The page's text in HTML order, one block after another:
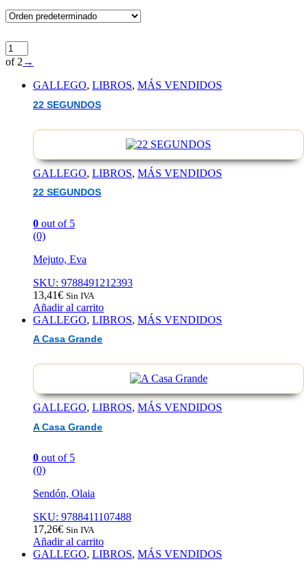
of 2 →
GALLEGO, LIBROS, MÁS VENDIDOS
22 SEGUNDOS
GALLEGO, LIBROS, MÁS VENDIDOS
22 SEGUNDOS
0 out of 5
(0)
Mejuto, Eva
SKU: 9788491212393
13,41€ Sin IVA
Añadir al carrito
GALLEGO, LIBROS, MÁS VENDIDOS
A Casa Grande
GALLEGO, LIBROS, MÁS VENDIDOS
A Casa Grande
0 out of 5
(0)
Sendón, Olaia
SKU: 9788411107488
17,26€ Sin IVA
Añadir al carrito
GALLEGO, LIBROS, MÁS VENDIDOS